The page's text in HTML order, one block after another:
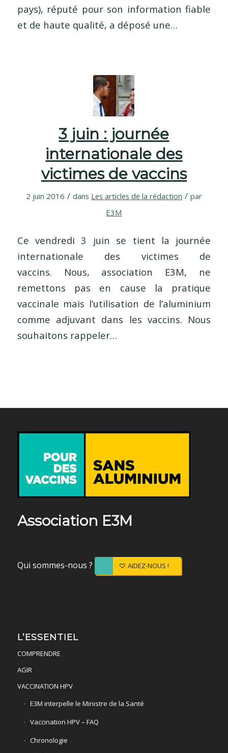
pays), réputé pour son information fiable
et de haute qualité, a déposé une…
3 juin : journée
internationale des
victimes de vaccins
2 juin 2016 / dans Les articles de la rédaction / par
E3M
Ce vendredi 3 juin se tient la journée
internationale des victimes de
vaccins. Nous, association E3M, ne
remettons pas en cause la pratique
vaccinale mais l’utilisation de l’aluminium
comme adjuvant dans les vaccins. Nous
souhaitons rappeler…
Association E3M
Qui sommes-nous ? AIDEZ-NOUS !
L’ESSENTIEL
COMPRENDRE
AGIR
VACCINATION HPV
E3M interpelle le Ministre de la Santé
Vaccination HPV – FAQ
Chronologie